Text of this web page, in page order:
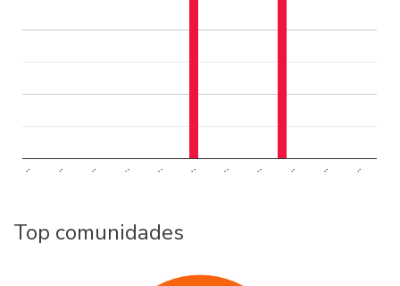
.. .. .. .. .. .. .. .. .. .. ..
Top comunidades